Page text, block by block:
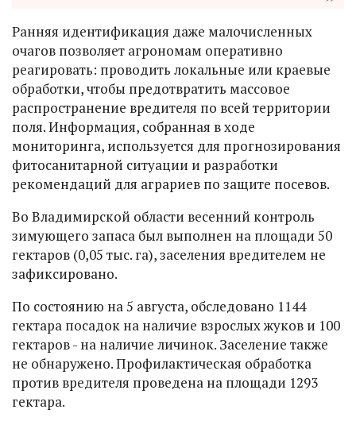
Ранняя идентификация даже малочисленных
очагов позволяет агрономам оперативно
реагировать: проводить локальные или краевые
обработки, чтобы предотвратить массовое
распространение вредителя по всей территории
поля. Информация, собранная в ходе
мониторинга, используется для прогнозирования
фитосанитарной ситуации и разработки
рекомендаций для аграриев по защите посевов.
Во Владимирской области весенний контроль
зимующего запаса был выполнен на площади 50
гектаров (0,05 тыс. га), заселения вредителем не
зафиксировано.
По состоянию на 5 августа, обследовано 1144
гектара посадок на наличие взрослых жуков и 100
гектаров - на наличие личинок. Заселение также
не обнаружено. Профилактическая обработка
против вредителя проведена на площади 1293
гектара.